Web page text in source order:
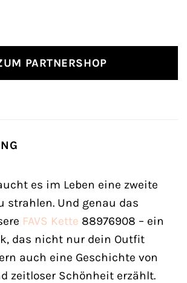
PARTNERSHOP
es im Leben eine zweite
strahlen. Und genau das
FAVS Kette 88976908 – ein
das nicht nur dein Outfit
auch eine Geschichte von
zeitloser Schönheit erzählt.